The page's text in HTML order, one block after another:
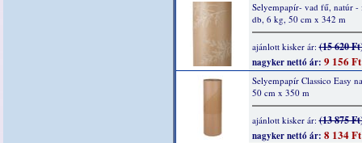
Selyempapír- vad fű, natúr -
db, 6 kg, 50 cm x 342 m
ajánlott kisker ár:(15 620
nagyker nettó ár: 9 156 Ft
Selyempapír Classico Easy
50 cm x 350 m
ajánlott kisker ár:(13 875
nagyker nettó ár: 8 134 Ft